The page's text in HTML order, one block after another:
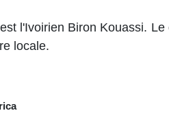
l'Ivoirien Biron Kouassi.
locale.